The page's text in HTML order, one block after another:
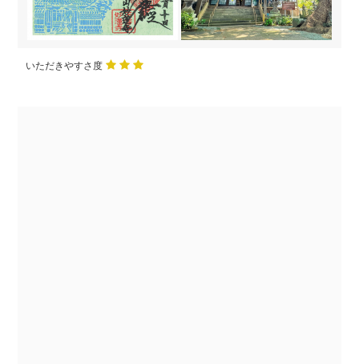
いただきやすさ度